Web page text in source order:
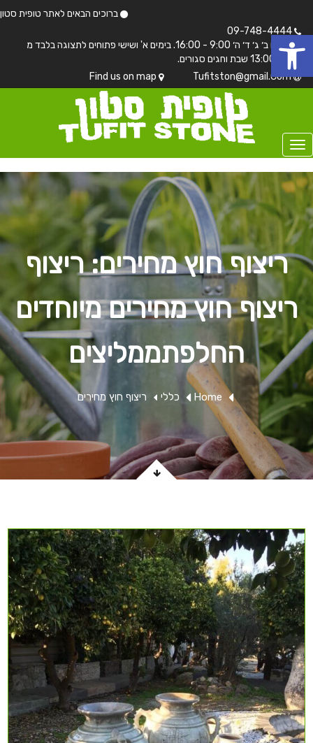
ברוכים הבאים לאתר טופית סטון
בימים ב׳ ג׳ ד׳ ה׳ 9:00 - 16:00. בימים א' ושישי פתוחים לתצוגה בלבד מ
7:00 - 13:00 שבת וחגים סגורים.
Tufitston@gmail.Com
ריצוף חוץ מחירים: ריצוף
ריצוף חוץ מחירים מיוחדים
החלפתממליצים
Home כללי ריצוף חוץ מחירים